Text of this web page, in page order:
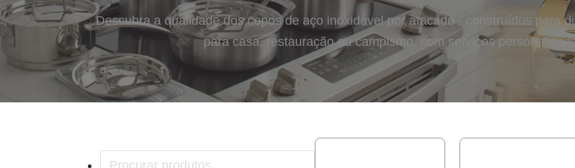
Descubra a qualidade dos copos de aço inoxidável por atacado - construídos para
para casa, restauração ou campismo, com serviços
Pesquisar